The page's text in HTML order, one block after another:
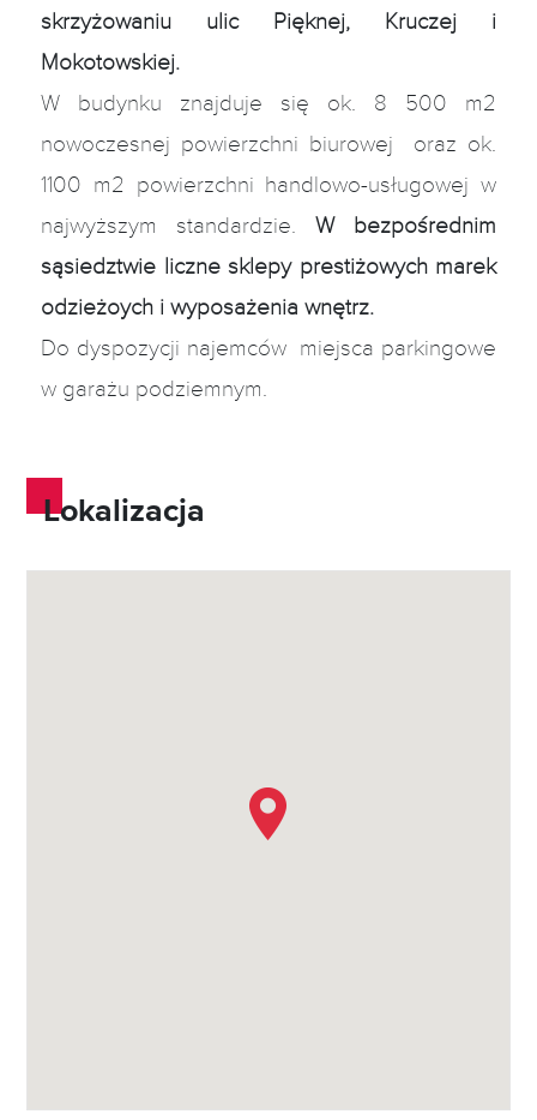
skrzyżowaniu ulic Pięknej, Kruczej i
Mokotowskiej.
W budynku znajduje się ok. 8 500 m2
nowoczesnej powierzchni biurowej oraz ok.
1100 m2 powierzchni handlowo-usługowej w
najwyższym standardzie. W bezpośrednim
sąsiedztwie liczne sklepy prestiżowych marek
odzieżoych i wyposażenia wnętrz.
Do dyspozycji najemców miejsca parkingowe
w garażu podziemnym.
Lokalizacja